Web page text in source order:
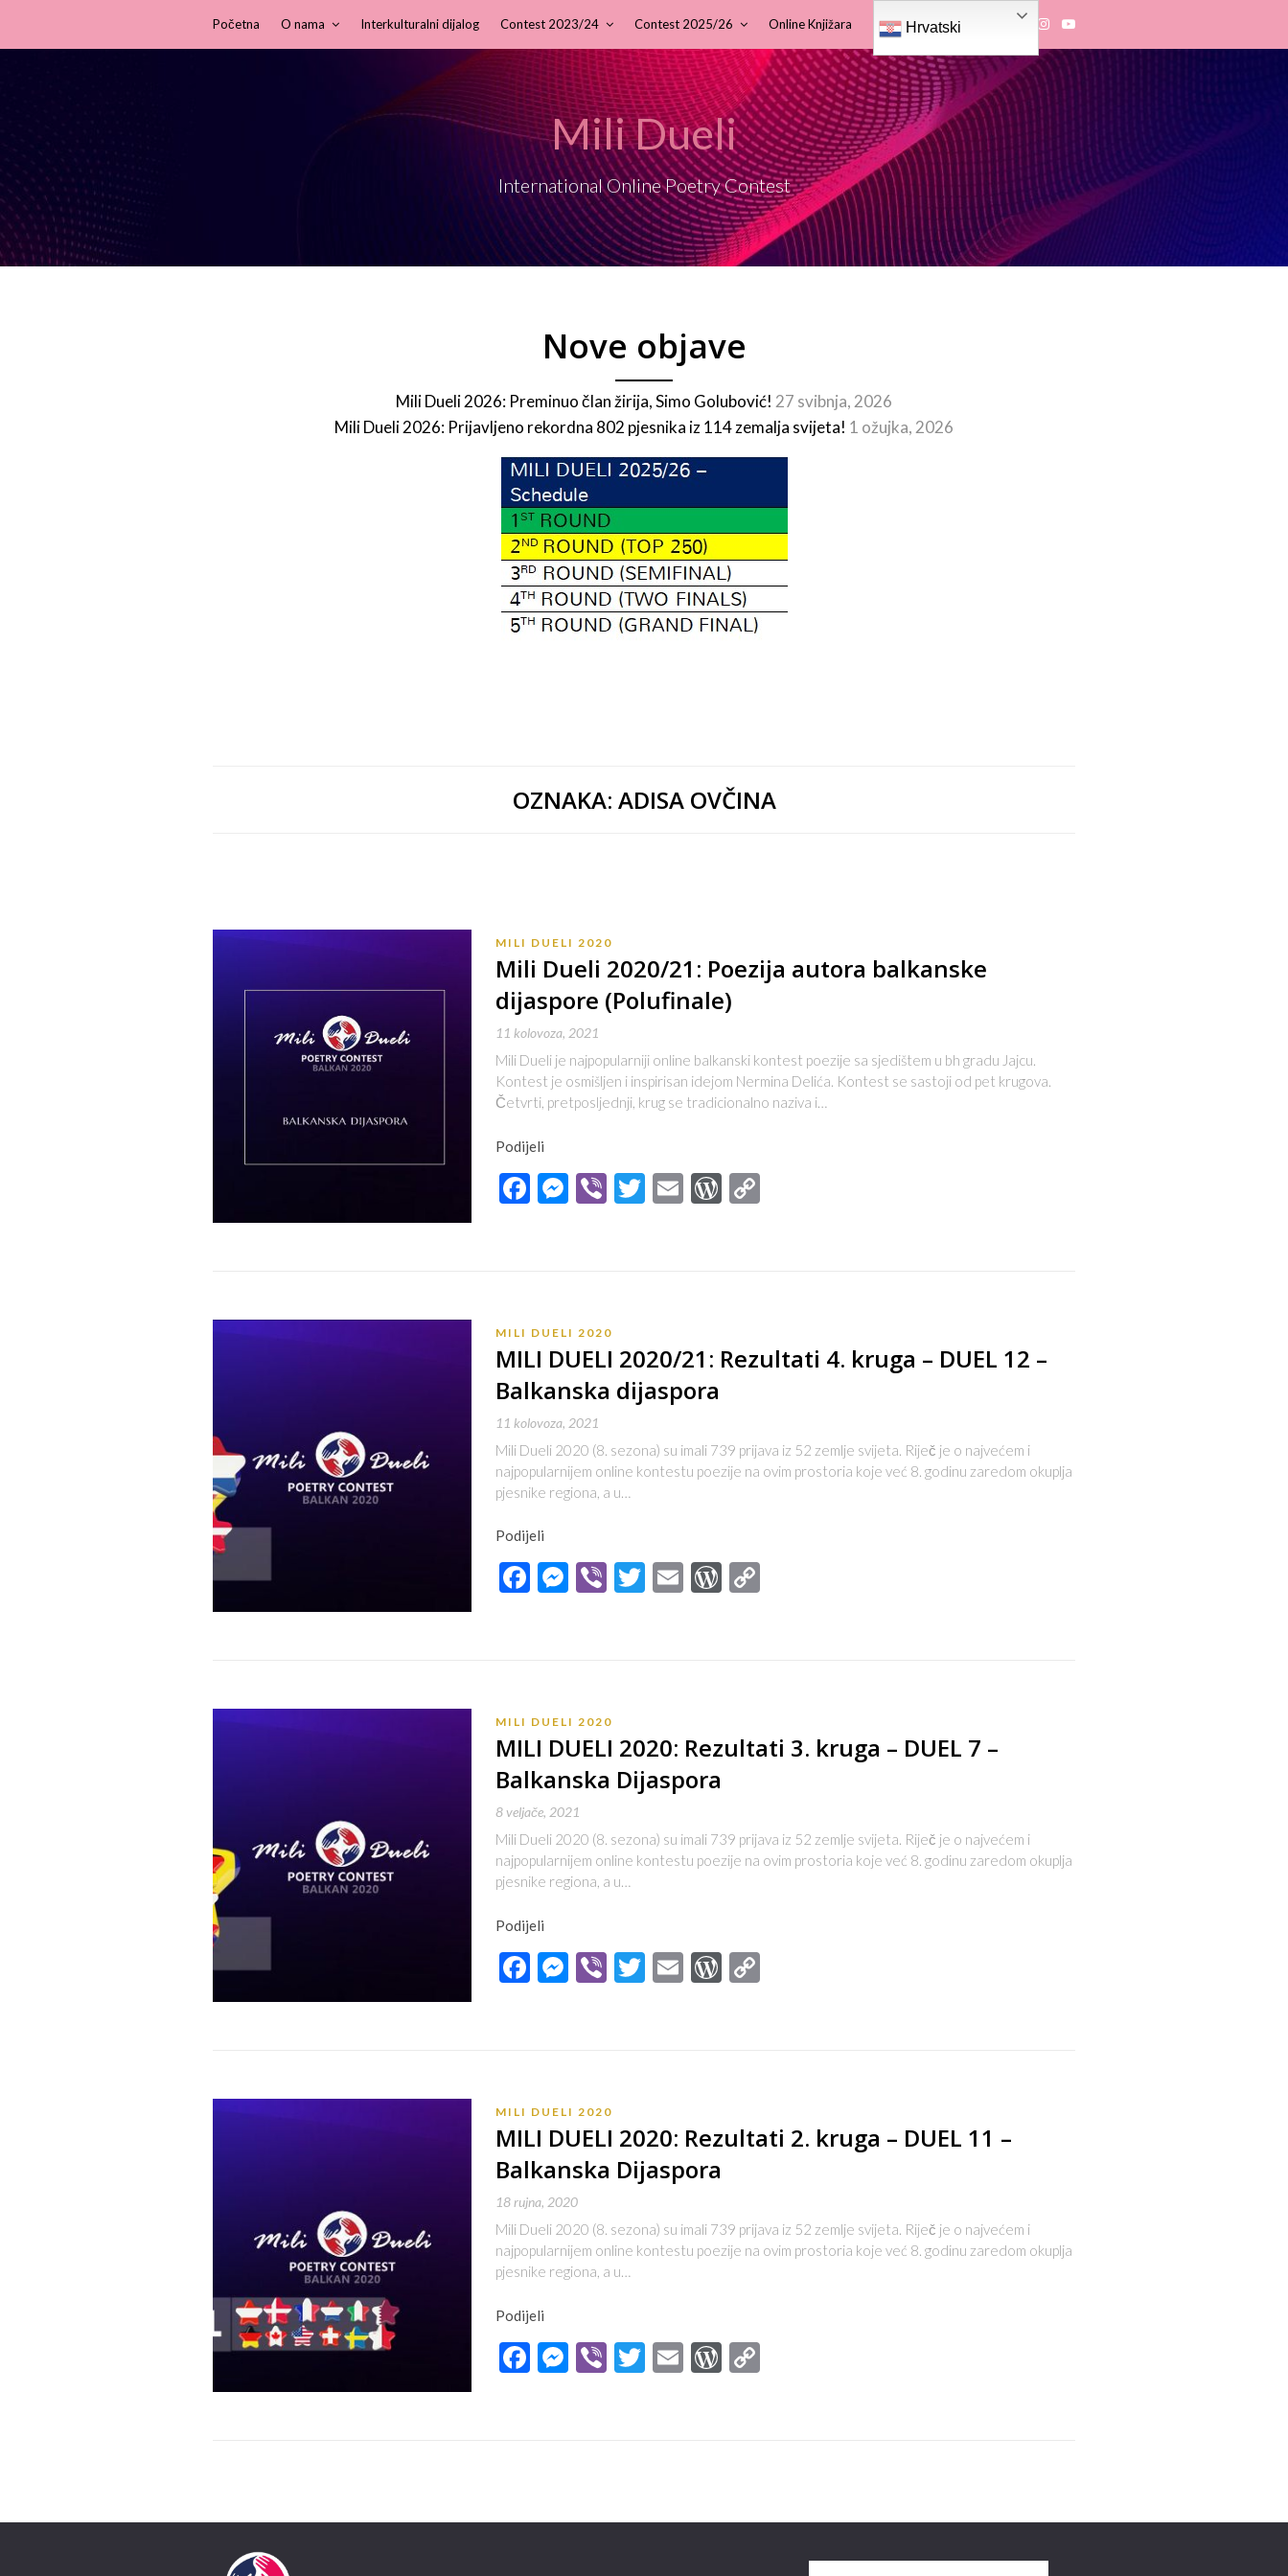
Početna O nama Interkulturalni dijalog Contest 2023/24 Contest 2025/26 Online Knjižara Hrvatski
Mili Dueli
International Online Poetry Contest
Nove objave
Mili Dueli 2026: Preminuo član žirija, Simo Golubović! 27 svibnja, 2026
Mili Dueli 2026: Prijavljeno rekordna 802 pjesnika iz 114 zemalja svijeta! 1 ožujka, 2026
OZNAKA: ADISA OVČINA
MILI DUELI 2020
Mili Dueli 2020/21: Poezija autora balkanske
dijaspore (Polufinale)
11 kolovoza, 2021
Mili Dueli je najpopularniji online balkanski kontest poezije sa sjedištem u bh gradu Jajcu.
Kontest je osmišljen i inspirisan idejom Nermina Delića. Kontest se sastoji od pet krugova.
Četvrti, pretposljednji, krug se tradicionalno naziva i…
Podijeli
Facebook
Messenger
ViberTwitter
EmailWordPress
MILI DUELI 2020
MILI DUELI 2020/21: Rezultati 4. kruga – DUEL 12 –
Balkanska dijaspora
11 kolovoza, 2021
Mili Dueli 2020 (8. sezona) su imali 739 prijava iz 52 zemlje svijeta. Riječ je o najvećem i
najpopularnijem online kontestu poezije na ovim prostoria koje već 8. godinu zaredom okuplja
pjesnike regiona, a u…
Podijeli
Facebook
Messenger
ViberTwitter
EmailWordPress
MILI DUELI 2020
MILI DUELI 2020: Rezultati 3. kruga – DUEL 7 –
Balkanska Dijaspora
8 veljače, 2021
Mili Dueli 2020 (8. sezona) su imali 739 prijava iz 52 zemlje svijeta. Riječ je o najvećem i
najpopularnijem online kontestu poezije na ovim prostoria koje već 8. godinu zaredom okuplja
pjesnike regiona, a u…
Podijeli
Facebook
Messenger
ViberTwitter
EmailWordPress
MILI DUELI 2020
MILI DUELI 2020: Rezultati 2. kruga – DUEL 11 –
Balkanska Dijaspora
18 rujna, 2020
Mili Dueli 2020 (8. sezona) su imali 739 prijava iz 52 zemlje svijeta. Riječ je o najvećem i
najpopularnijem online kontestu poezije na ovim prostoria koje već 8. godinu zaredom okuplja
pjesnike regiona, a u…
Podijeli
Facebook
Messenger
ViberTwitter
EmailWordPress